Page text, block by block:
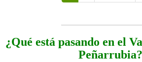
¿Qué está pasando en el
Peñarrubia?